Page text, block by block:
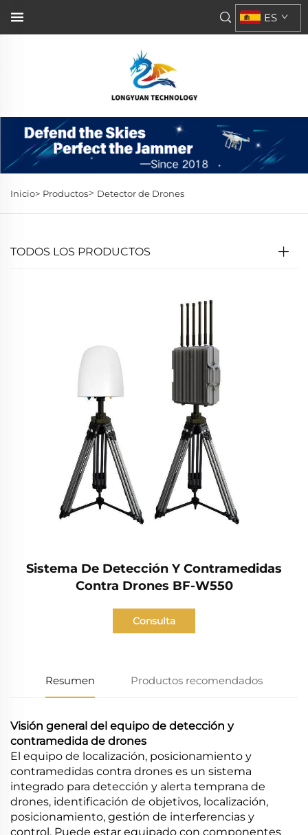
ES
Inicio> Productos> Detector de Drones
TODOS LOS PRODUCTOS
Sistema De Detección Y Contramedidas
Contra Drones BF-W550
Consulta
Resumen Productos recomendados
Visión general del equipo de detección y
contramedida de drones
El equipo de localización, posicionamiento y
contramedidas contra drones es un sistema
integrado para detección y alerta temprana de
drones, identificación de objetivos, localización,
posicionamiento, gestión de interferencias y
control. Puede estar equipado con componentes